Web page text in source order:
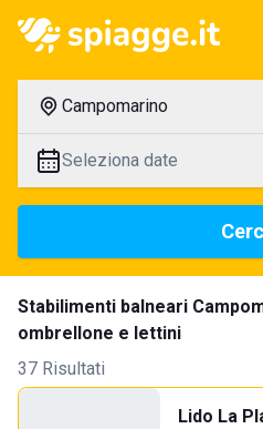
Campomarino
Seleziona date
Stabilimenti balneari
ombrellone e lettini
37 Risultati
Lido La